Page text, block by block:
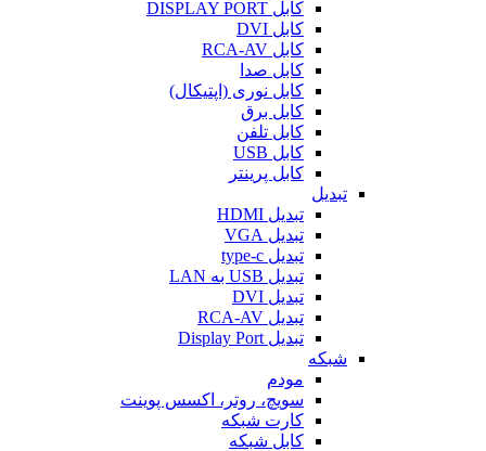
کابل DISPLAY PORT
کابل DVI
کابل RCA-AV
کابل صدا
کابل نوری (اپتیکال)
کابل برق
کابل تلفن
کابل USB
کابل پرینتر
تبدیل
تبدیل HDMI
تبدیل VGA
تبدیل type-c
تبدیل USB به LAN
تبدیل DVI
تبدیل RCA-AV
تبدیل Display Port
شبکه
مودم
سویچ، روتر، اکسس پوینت
کارت شبکه
کابل شبکه